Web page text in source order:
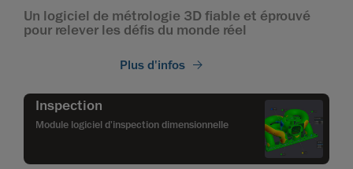
Un logiciel de métrologie 3D fiable et éprouvé
pour relever les défis du monde réel
Plus d'infos
Inspection
Module logiciel d'inspection dimensionnelle